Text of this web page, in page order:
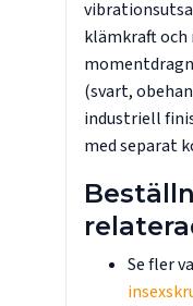
klämkraft
(svart,
industriell
med separat
Se fler